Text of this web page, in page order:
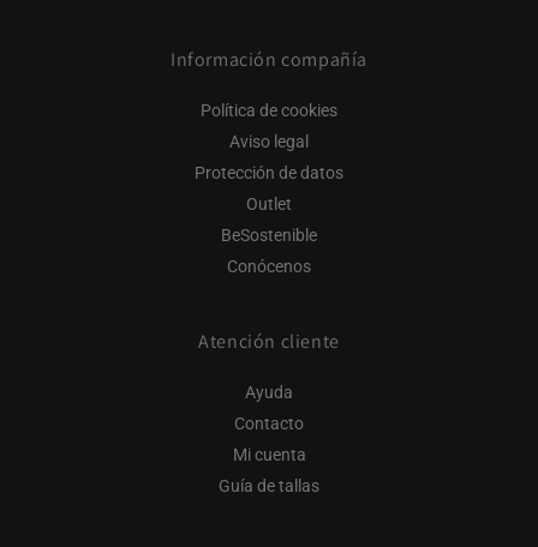
Información compañía
Política de cookies
Aviso legal
Protección de datos
Outlet
BeSostenible
Conócenos
Atención cliente
Ayuda
Contacto
Mi cuenta
Guía de tallas